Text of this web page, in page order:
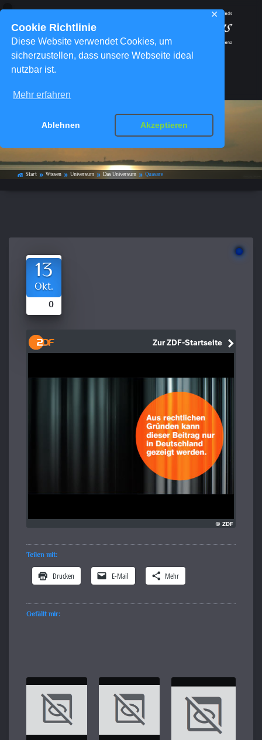
Cookie Richtlinie
Diese Website verwendet Cookies, um
sicherzustellen, dass unsere Webseite ideal
nutzbar ist.
Mehr erfahren
Ablehnen Akzeptieren
✕
Quasare
home_work Start double_arrow Wissen double_arrow Universum double_arrow Das Universum double_arrow Quasare
13
Okt.
0
Teilen mit:
Drucken E-Mail Mehr
Gefällt mir: